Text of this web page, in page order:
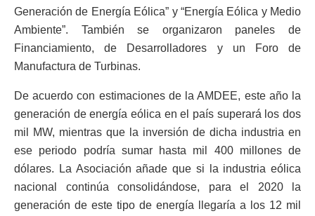
Generación de Energía Eólica” y “Energía Eólica y Medio
Ambiente”. También se organizaron paneles de
Financiamiento, de Desarrolladores y un Foro de
Manufactura de Turbinas.
De acuerdo con estimaciones de la AMDEE, este año la
generación de energía eólica en el país superará los dos
mil MW, mientras que la inversión de dicha industria en
ese periodo podría sumar hasta mil 400 millones de
dólares. La Asociación añade que si la industria eólica
nacional continúa consolidándose, para el 2020 la
generación de este tipo de energía llegaría a los 12 mil